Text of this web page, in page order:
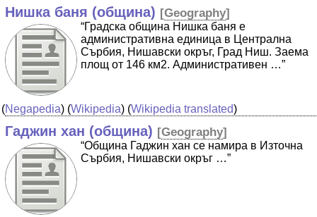
Нишка баня (община) [Geography]
“Градска община Нишка баня е
административна единица в Централна
Сърбия, Нишавски окръг, Град Ниш. Заема
площ от 146 км2. Административен …”
(Negapedia) (Wikipedia) (Wikipedia translated)
Гаджин хан (община) [Geography]
“Община Гаджин хан се намира в Източна
Сърбия, Нишавски окръг …”